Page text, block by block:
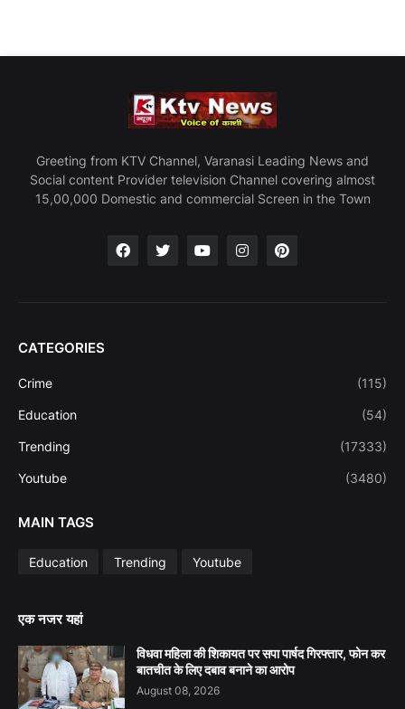
Greeting from KTV Channel, Varanasi Leading News and
Social content Provider television Channel covering almost
15,00,000 Domestic and commercial Screen in the Town
CATEGORIES
Crime (115)
Education (54)
Trending (17333)
Youtube (3480)
MAIN TAGS
Education Trending Youtube
एक नजर यहां
विधवा महिला की शिकायत पर सपा पार्षद गिरफ्तार, फोन कर
बातचीत के लिए दबाव बनाने का आरोप
August 08, 2026